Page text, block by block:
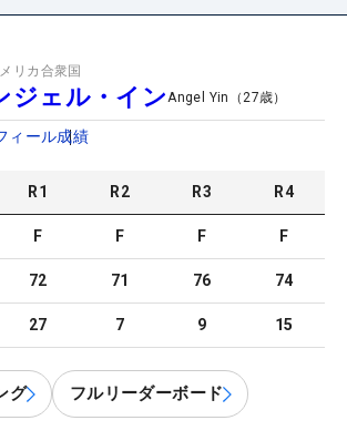
リカ合衆国
ジェル・インAngel Yin （ 27歳）
ィール成績
R1 R2 R3 R4
F F F F
72 71 76 74
27 7 9 15
グ フルリーダーボード